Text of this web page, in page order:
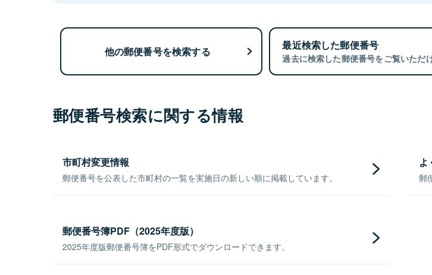
他の郵便番号を検索する 最近検索した郵便番号
過去に検索した郵便番号をご覧いただけ
郵便番号検索に関する情報
市町村変更情報
郵便番号を公表した市町村の一覧を実施日の新しい順に掲載しています。
よ
郵
郵便番号簿PDF（2025年度版）
2025年度版郵便番号簿をPDF形式でダウンロードできます。